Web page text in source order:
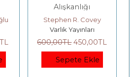
Alışkanlığı
Stephen R. Covey
Varlık Yayınları
600,00TL 450,00TL
Sepete Ekle